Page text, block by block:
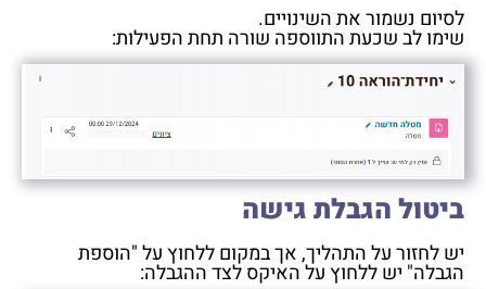
לסיום נשמור את השינויים.
שימו לב שכעת התווספה שורה תחת הפעילות:
ביטול הגבלת גישה
יש לחזור על התהליך, אך במקום ללחוץ על "הוספת
הגבלה" יש ללחוץ על האיקס לצד ההגבלה: